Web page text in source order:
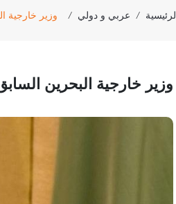
الرئيسية / عربي و دولي / وزير خارجية
وزير خارجية البحرين